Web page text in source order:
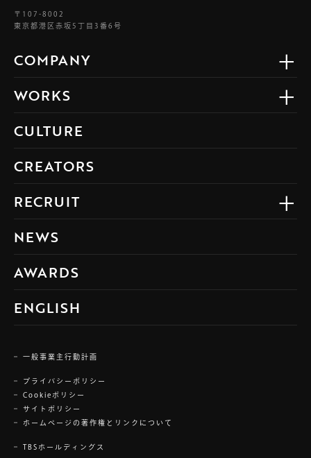
〒107-8002
東京都港区赤坂5丁目3番6号
COMPANY
WORKS
CULTURE
CREATORS
RECRUIT
NEWS
AWARDS
ENGLISH
一般事業主行動計画
プライバシーポリシー
Cookieポリシー
サイトポリシー
ホームページの著作権とリンクについて
TBSホールディングス